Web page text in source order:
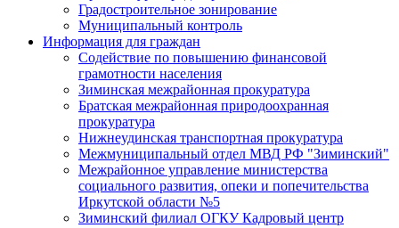
Градостроительное зонирование
Муниципальный контроль
Информация для граждан
Содействие по повышению финансовой
грамотности населения
Зиминская межрайонная прокуратура
Братская межрайонная природоохранная
прокуратура
Нижнеудинская транспортная прокуратура
Межмуниципальный отдел МВД РФ "Зиминский"
Межрайонное управление министерства
социального развития, опеки и попечительства
Иркутской области №5
Зиминский филиал ОГКУ Кадровый центр